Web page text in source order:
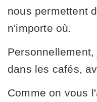
nous permettent
n'importe où.
dans les cafés,
Comme on vous